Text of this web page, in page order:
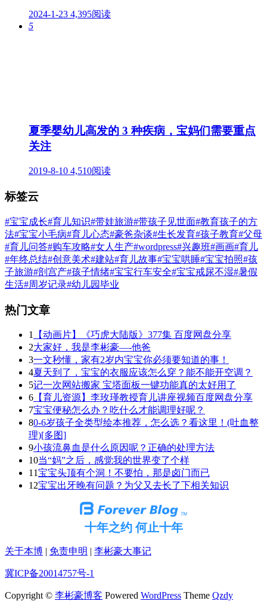
2024-1-23 4,395阅读
5
夏季婴幼儿高发的 3 种疾病，宝妈们需要重点
关注
2019-8-10 4,510阅读
标签云
#宝宝成长#育儿知识#带娃旅游#带孩子见世面#教育孩子的方
法#宝宝小毛病#育儿心态#豪爸杂谈#生长发育#孩子教育#父母
#育儿问答#购车攻略#女人生产#wordpress#兴趣班#画画#育儿
#年终总结#创意美术#建站#育儿故事#宝宝哄睡#宝宝拍照#孩
子旅游#剖宫产#孩子情绪#宝宝行车安全#宝宝戒尿不湿#暑假
生活#周岁记录#幼儿园毕业
热门文章
1
【动画片】《巧虎大陆版》377集 百度网盘分享
2大家好，我是李彬豪—-他爸
3一文秒懂，家有2岁内宝宝你必须要知道的事！
4夏天到了，宝宝的衣服应该怎么穿？能不能开空调？
5记一次网站搬家 宝塔面板一键功能真的太好用了
6 【育儿资源】李玫瑾教授育儿讲座视频百度网盘分享
7宝宝便秘怎么办？吃什么才能调理好呢？
80-6岁孩子全类型绘本推荐，怎么选？看这里！(吐血整
理)[多图]
9小孩流鼻血是什么原因呢？正确的处理方法
10当“妈”之后，感觉我的世界变了个样
11宝宝头顶有个洞！不要怕，那是卤门而已
12宝宝出牙晚有问题？为父又去长了下相关知识
十年之约 何止十年
关于本博 | 免责申明 | 李彬豪大事记
冀ICP备20014757号-1
Copyright © 李彬豪博客 Powered WordPress Theme Qzdy